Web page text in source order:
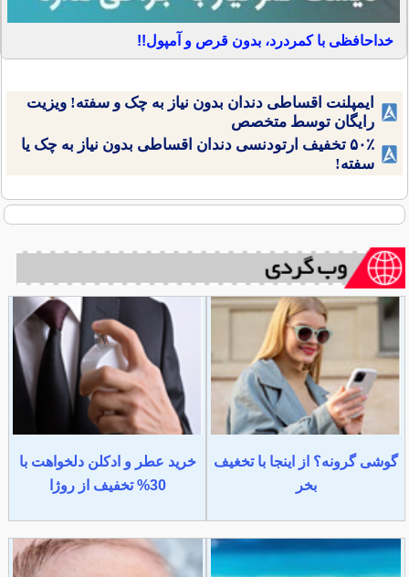
خداحافظی با کمردرد، بدون قرص و آمپول!!
ایمپلنت اقساطی دندان بدون نیاز به چک و سفته! ویزیت
رایگان توسط متخصص
۵۰٪ تخفیف ارتودنسی دندان اقساطی بدون نیاز به چک یا
سفته!
گوشی گرونه؟ از اینجا با تخغیف
بخر
خرید عطر و ادکلن دلخواهت با
30% تخفیف از روژا